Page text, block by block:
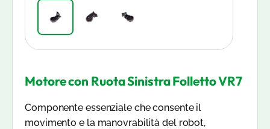
Motore con Ruota Sinistra Folletto VR7
Componente essenziale che consente il
movimento e la manovrabilità del robot,